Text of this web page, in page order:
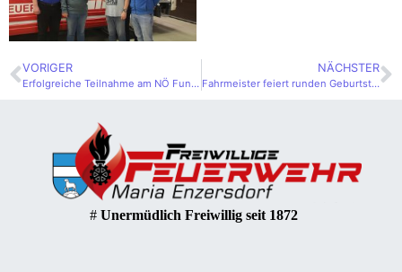
VORIGER
Erfolgreiche Teilnahme am NÖ Funkleistungsbewerb
NÄCHSTER
Fahrmeister feiert runden Geburtstag
# Unermüdlich Freiwillig seit 1872